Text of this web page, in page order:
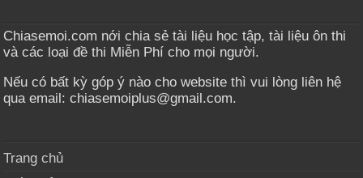
Chiasemoi.com nới chia sẻ tài liệu học tập, tài liệu ôn thi
và các loại đề thi Miễn Phí cho mọi người.
Nếu có bất kỳ góp ý nào cho website thì vui lòng liên hệ
qua email: chiasemoiplus@gmail.com.
Trang chủ